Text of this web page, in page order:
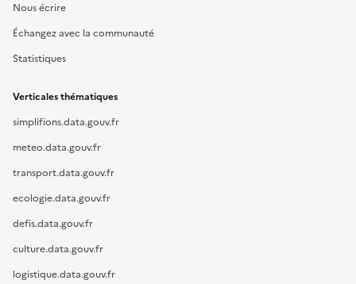
Nous écrire
Échangez avec la communauté
Statistiques
Verticales thématiques
simplifions.data.gouv.fr
meteo.data.gouv.fr
transport.data.gouv.fr
ecologie.data.gouv.fr
defis.data.gouv.fr
culture.data.gouv.fr
logistique.data.gouv.fr